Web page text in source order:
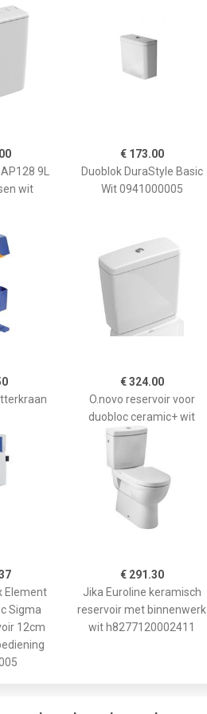
9L
wit
€ 173.00
Duoblok DuraStyle Basic
Wit 0941000005
€ 324.00
O.novo reservoir voor
duobloc ceramic+ wit
Element
Sigma
12cm
€ 291.30
Jika Euroline keramisch
reservoir met binnenwerk
wit h8277120002411